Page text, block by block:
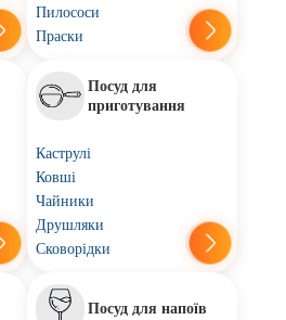
Пилососи
Праски
Посуд для
приготування
Каструлі
Ковші
Чайники
Друшляки
Сковорідки
Посуд для напоїв